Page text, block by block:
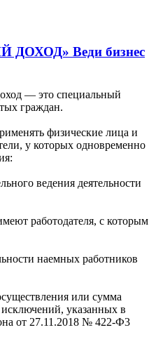
Веди бизнес
— это специальный
граждан.
физические лица и
у которых одновременно
ведения деятельности
работодателя, с которым
наемных работников
или сумма
указанных в
от 27.11.2018 № 422-Ф3